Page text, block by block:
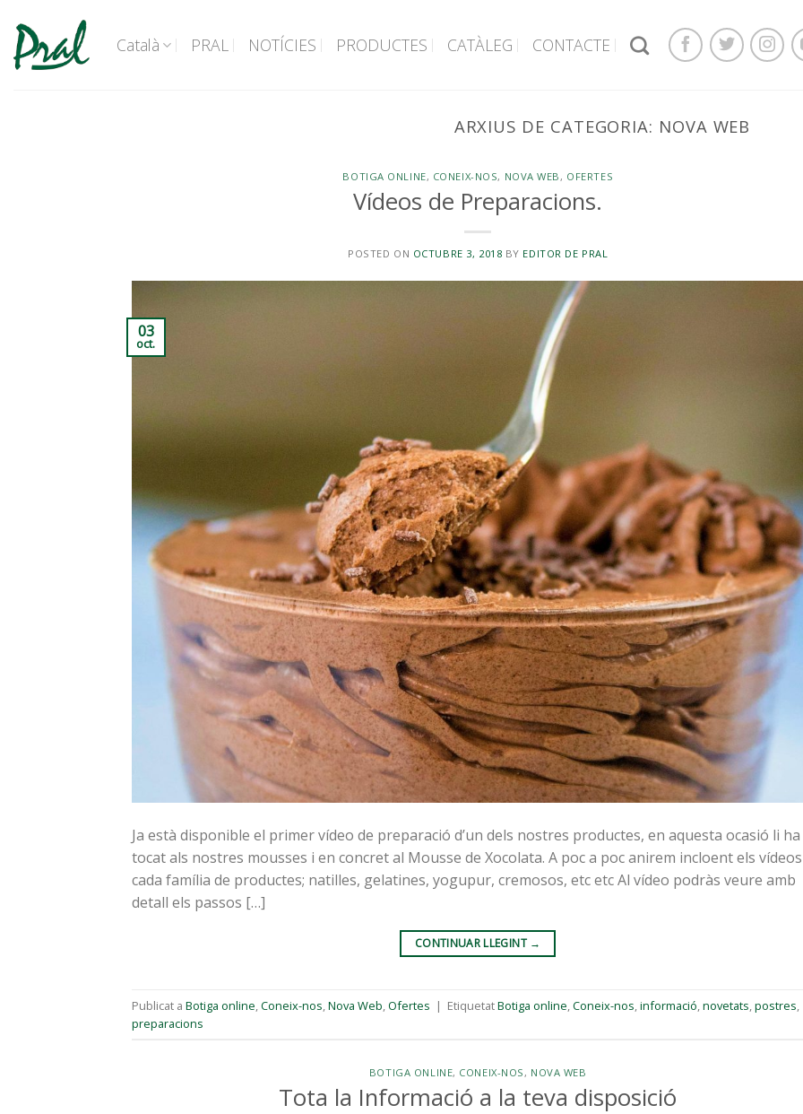
content
Català PRAL NOTÍCIES PRODUCTES CATÀLEG CONTACTE
ARXIUS DE CATEGORIA: NOVA WEB
BOTIGA ONLINE, CONEIX-NOS, NOVA WEB, OFERTES
Vídeos de Preparacions.
POSTED ON OCTUBRE 3, 2018 BY EDITOR DE PRAL
03
oct.
Ja està disponible el primer vídeo de preparació d’un dels nostres productes, en aquesta ocasió li ha
tocat als nostres mousses i en concret al Mousse de Xocolata. A poc a poc anirem incloent els
cada família de productes; natilles, gelatines, yogupur, cremosos, etc etc Al vídeo podràs veure amb
detall els passos […]
CONTINUAR LLEGINT →
Publicat a Botiga online,Coneix-nos,Nova Web,Ofertes | EtiquetatBotiga online,Coneix-nos,informació,novetats,postres,
preparacions
BOTIGA ONLINE, CONEIX-NOS, NOVA WEB
Tota la Informació a la teva disposició